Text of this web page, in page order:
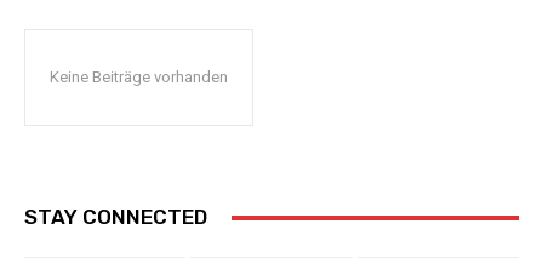
Keine Beiträge vorhanden
STAY CONNECTED